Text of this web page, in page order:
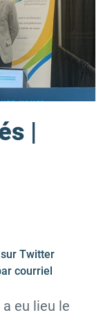
|
Twitter
courriel
eu lieu le